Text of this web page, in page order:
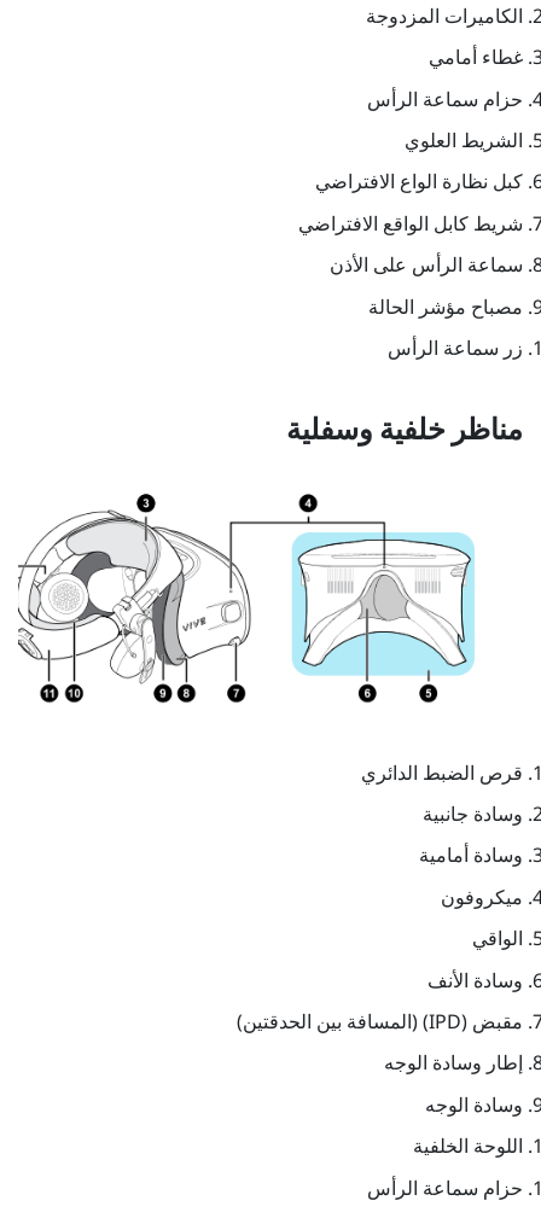
الكاميرات المزدوجة
غطاء أمامي
حزام سماعة الرأس
الشريط العلوي
كبل نظارة الواع الافتراضي
شريط كابل الواقع الافتراضي
سماعة الرأس على الأذن
مصباح مؤشر الحالة
زر سماعة الرأس
مناظر خلفية وسفلية
قرص الضبط الدائري
وسادة جانبية
وسادة أمامية
ميكروفون
الواقي
وسادة الأنف
مقبض (IPD) (المسافة بين الحدقتين)
إطار وسادة الوجه
وسادة الوجه
اللوحة الخلفية
حزام سماعة الرأس